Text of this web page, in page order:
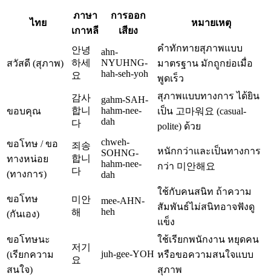
ไทย
ภาษา
เกาหลี
การออก
เสียง
หมายเหตุ
สวัสดี (สุภาพ)
안녕
하세
요
ahn-
NYUHNG-
hah-seh-yoh
คำทักทายสุภาพแบบ
มาตรฐาน มักถูกย่อเมื่อ
พูดเร็ว
ขอบคุณ
감사
합니
다
gahm-SAH-
hahm-nee-
dah
สุภาพแบบทางการ ได้ยิน
เป็น 고마워요 (casual-
polite) ด้วย
ขอโทษ / ขอ
ทางหน่อย
(ทางการ)
죄송
합니
다
chweh-
SOHNG-
hahm-nee-
dah
หนักกว่าและเป็นทางการ
กว่า 미안해요
ขอโทษ
(กันเอง)
미안
해
mee-AHN-
heh
ใช้กับคนสนิท ถ้าความ
สัมพันธ์ไม่สนิทอาจฟังดู
แข็ง
ขอโทษนะ
(เรียกความ
สนใจ)
저기
요
juh-gee-YOH
ใช้เรียกพนักงาน หยุดคน
หรือขอความสนใจแบบ
สุภาพ